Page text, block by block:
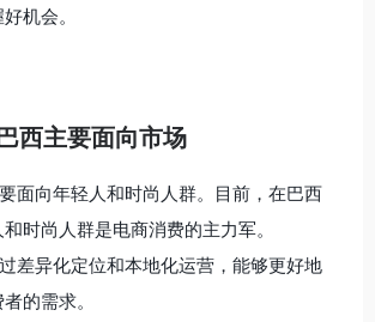
机会。
西主要面向市场
面向年轻人和时尚人群。目前，在巴西
时尚人群是电商消费的主力军。
差异化定位和本地化运营，能够更好地
的需求。